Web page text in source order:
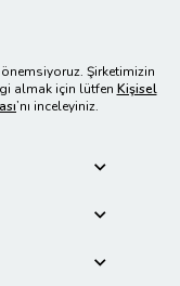
Şirketimizin
almak için lütfen Kişisel
’nı inceleyiniz.